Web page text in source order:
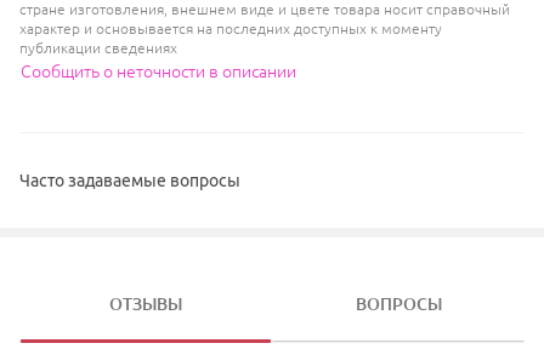
стране изготовления, внешнем виде и цвете товара носит справочный
характер и основывается на последних доступных к моменту
публикации сведениях
Сообщить о неточности в описании
Часто задаваемые вопросы
ОТЗЫВЫ ВОПРОСЫ